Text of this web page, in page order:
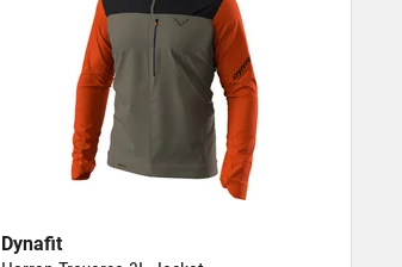
Dynafit